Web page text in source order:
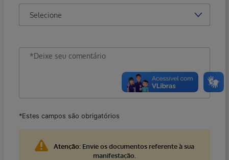
*Estes campos são obrigatórios
Atenção:Envie os documentos referente à sua
manifestação.